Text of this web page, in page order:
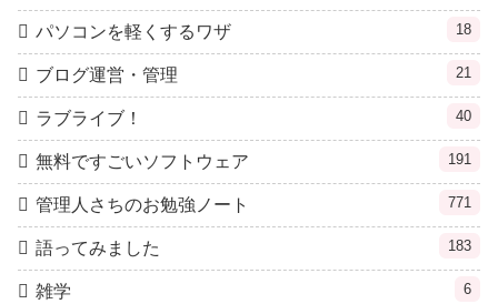
パソコンを軽くするワザ 18
ブログ運営・管理 21
ラブライブ！ 40
無料ですごいソフトウェア 191
管理人さちのお勉強ノート 771
語ってみました 183
雑学 6